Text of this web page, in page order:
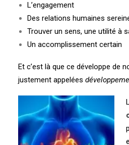
L’engagement
Des relations humaines
Trouver un sens, une utilité à
Un accomplissement certain
Et c’est là que ce développe de
justement appelées